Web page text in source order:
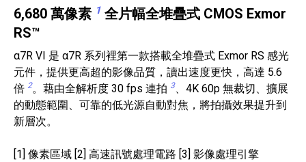
6,680 萬像素 1 全片幅全堆疊式 CMOS Exmor
RS™
α7R VI 是 α7R 系列裡第一款搭載全堆疊式 Exmor RS 感光
元件，提供更高超的影像品質，讀出速度更快，高達 5.6
倍 2。藉由全解析度 30 fps 連拍 3、4K 60p 無裁切、擴展
的動態範圍、可靠的低光源自動對焦，將拍攝效果提升到
新層次。
[1] 像素區域 [2] 高速訊號處理電路 [3] 影像處理引擎